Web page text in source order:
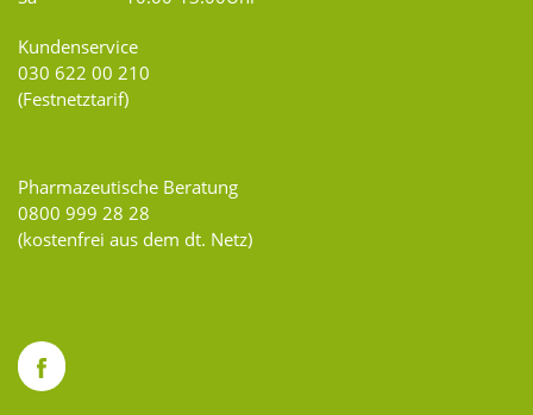
Kundenservice
030 622 00 210
(Festnetztarif)
Pharmazeutische Beratung
0800 999 28 28
(kostenfrei aus dem dt. Netz)